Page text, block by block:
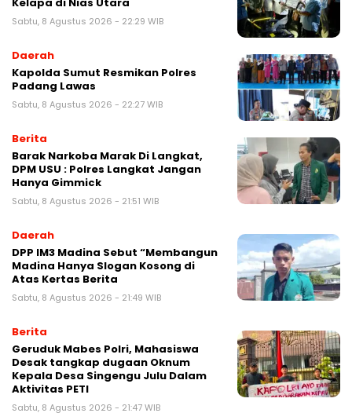
Kelapa di Nias Utara
Sabtu, 8 Agustus 2026 - 22:29 WIB
Daerah
Kapolda Sumut Resmikan Polres
Padang Lawas
Sabtu, 8 Agustus 2026 - 22:27 WIB
Berita
Barak Narkoba Marak Di Langkat,
DPM USU : Polres Langkat Jangan
Hanya Gimmick
Sabtu, 8 Agustus 2026 - 21:51 WIB
Daerah
DPP IM3 Madina Sebut “Membangun
Madina Hanya Slogan Kosong di
Atas Kertas Berita
Sabtu, 8 Agustus 2026 - 21:49 WIB
Berita
Geruduk Mabes Polri, Mahasiswa
Desak tangkap dugaan Oknum
Kepala Desa Singengu Julu Dalam
Aktivitas PETI
Sabtu, 8 Agustus 2026 - 21:47 WIB